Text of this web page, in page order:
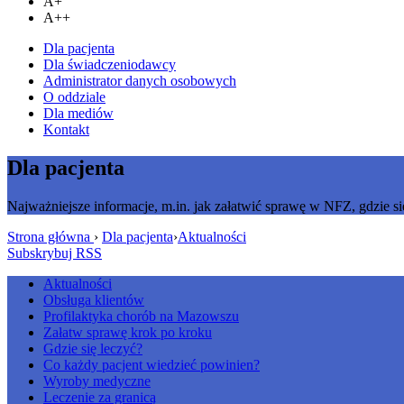
A++
Dla pacjenta
Dla świadczeniodawcy
Administrator danych osobowych
O oddziale
Dla mediów
Kontakt
Dla pacjenta
Najważniejsze informacje, m.in. jak załatwić sprawę w NFZ, gdzie
Strona główna › Dla pacjenta›Aktualności
Subskrybuj RSS
Aktualności
Obsługa klientów
Profilaktyka chorób na Mazowszu
Załatw sprawę krok po kroku
Gdzie się leczyć?
Co każdy pacjent wiedzieć powinien?
Wyroby medyczne
Leczenie za granicą